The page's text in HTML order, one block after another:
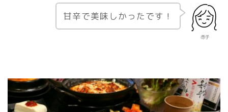
赤子
甘辛で美味しかったです！